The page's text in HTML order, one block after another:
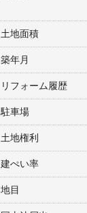
土地面積
築年月
リフォーム履歴
駐車場
土地権利
建ぺい率
地目